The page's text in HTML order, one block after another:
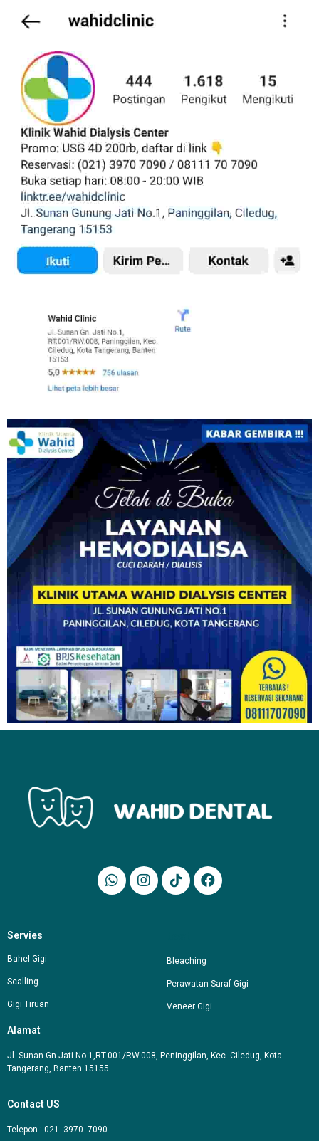
Servies
Bahel Gigi
Scalling
Gigi Tiruan
Bleaching
Perawatan Saraf Gigi
Veneer Gigi
Alamat
Jl. Sunan Gn.Jati No.1,RT.001/RW.008, Peninggilan, Kec. Ciledug, Kota
Tangerang, Banten 15155
Contact US
Telepon : 021 -3970 -7090